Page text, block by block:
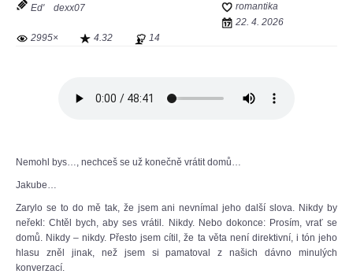
Ed'
dexx07
romantika
22. 4. 2026
2995×
4.32 14
Nemohl bys…, nechceš se už konečně vrátit domů…
Jakube…
Zarylo se to do mě tak, že jsem ani nevnímal jeho další slova. Nikdy by
neřekl: Chtěl bych, aby ses vrátil. Nikdy. Nebo dokonce: Prosím, vrať se
domů. Nikdy – nikdy. Přesto jsem cítil, že ta věta není direktivní, i tón jeho
hlasu zněl jinak, než jsem si pamatoval z našich dávno minulých
konverzací.